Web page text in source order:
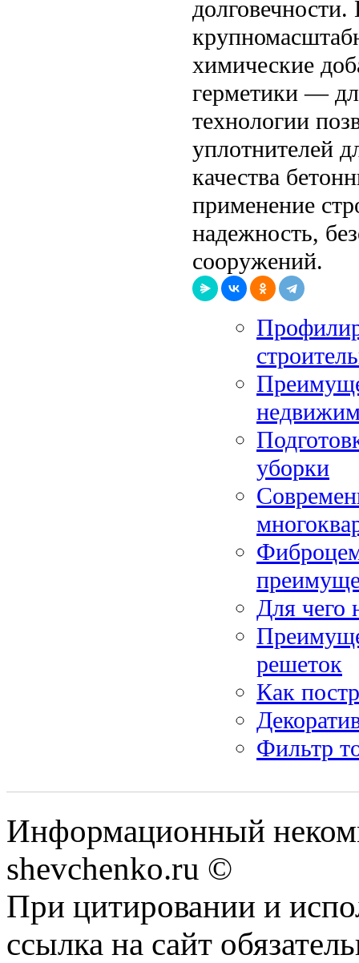
химические
герметики —
технологии
уплотнителей
качества
применение
надежность,
сооружений.
уборки
Для чего
решеток
Как
Фильтр
Информационный
shevchenko.ru ©
При цитировании и
ссылка на сайт